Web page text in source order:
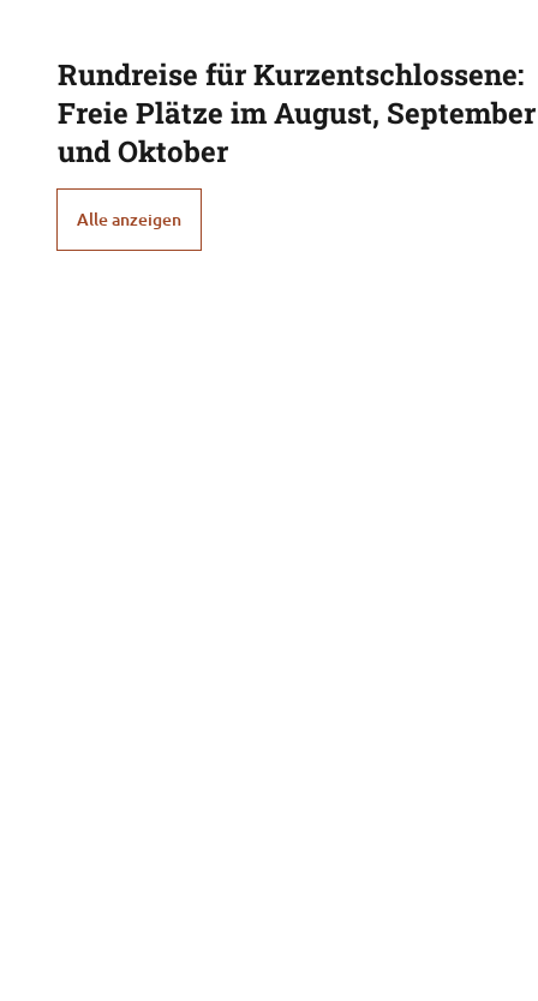
Rundreise für Kurzentschlossene:
Freie Plätze im August, September
und Oktober
Alle anzeigen